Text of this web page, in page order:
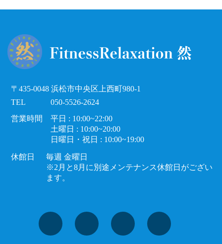
〒435-0048 浜松市中央区上西町980-1
TEL
050-5526-2624
営業時間
平日 : 10:00~22:00
土曜日 : 10:00~20:00
日曜日・祝日 : 10:00~19:00
休館日
毎週 金曜日
※2月と8月に別途メンテナンス休館日がござい
ます。